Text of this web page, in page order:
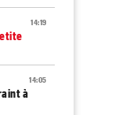
14:19
14:05
à